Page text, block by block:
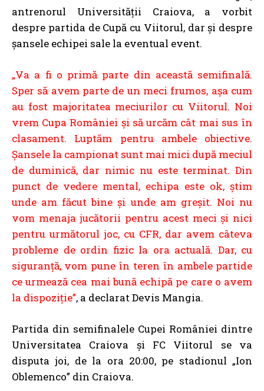
antrenorul Universității Craiova, a vorbit
despre partida de Cupă cu Viitorul, dar și despre
șansele echipei sale la eventual event.
„Va a fi o primă parte din această semifinală.
Sper să avem parte de un meci frumos, așa cum
au fost majoritatea meciurilor cu Viitorul. Noi
vrem Cupa României și să urcăm cât mai sus în
clasament. Luptăm pentru ambele obiective.
Șansele la campionat sunt mai mici după meciul
de duminică, dar nimic nu este terminat. Din
punct de vedere mental, echipa este ok, știm
unde am făcut bine și unde am greșit. Noi nu
vom menaja jucătorii pentru acest meci și nici
pentru următorul joc, cu CFR, dar avem câteva
probleme de ordin fizic la ora actuală. Dar, cu
siguranță, vom pune în teren în ambele partide
ce urmează cea mai bună echipă pe care o avem
la dispoziție”, a declarat Devis Mangia.
Partida din semifinalele Cupei României dintre
Universitatea Craiova și FC Viitorul se va
disputa joi, de la ora 20:00, pe stadionul „Ion
Oblemenco” din Craiova.